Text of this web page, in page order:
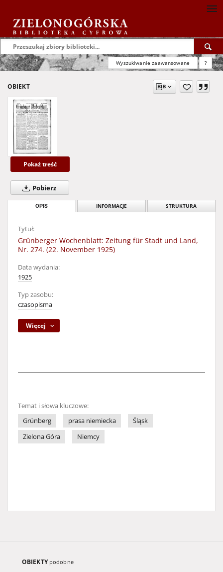
Wyszukiwanie zaawansowane ?
OBIEKT
Pokaż treść
Pobierz
OPIS INFORMACJE STRUKTURA
Tytuł:
Grünberger Wochenblatt: Zeitung für Stadt und Land,
Nr. 274. (22. November 1925)
Data wydania:
1925
Typ zasobu:
czasopisma
Więcej
Temat i słowa kluczowe:
Grünberg
prasa niemiecka
Śląsk
Zielona Góra
Niemcy
OBIEKTY podobne